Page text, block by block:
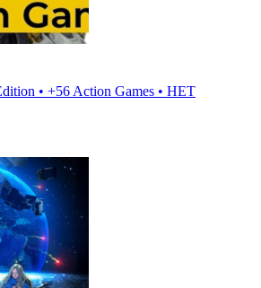
• +56 Action Games • НЕТ